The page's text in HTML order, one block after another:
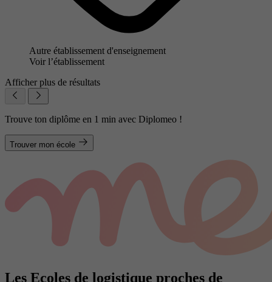
Autre établissement d'enseignement
Voir l’établissement
Afficher plus de résultats
Trouve ton diplôme en 1 min avec Diplomeo !
Trouver mon école
Les Ecoles de logistique proches de